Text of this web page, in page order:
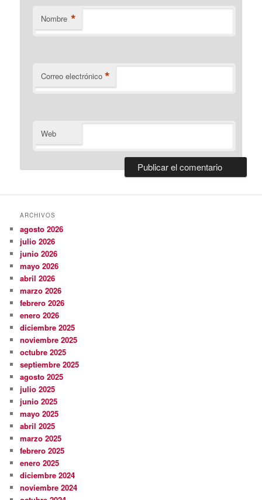
Nombre *
Correo electrónico *
Web
ARCHIVOS
agosto 2026
julio 2026
junio 2026
mayo 2026
abril 2026
marzo 2026
febrero 2026
enero 2026
diciembre 2025
noviembre 2025
octubre 2025
septiembre 2025
agosto 2025
julio 2025
junio 2025
mayo 2025
abril 2025
marzo 2025
febrero 2025
enero 2025
diciembre 2024
noviembre 2024